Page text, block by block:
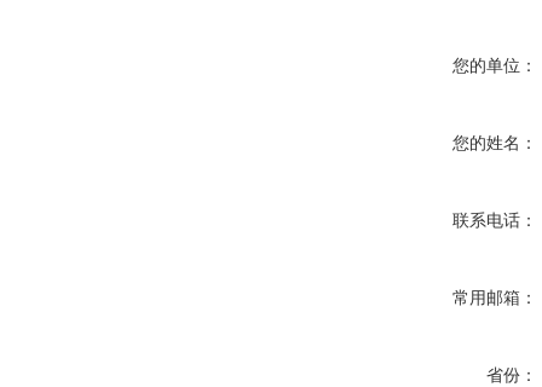
您的单位：
您的姓名：
联系电话：
常用邮箱：
省份：